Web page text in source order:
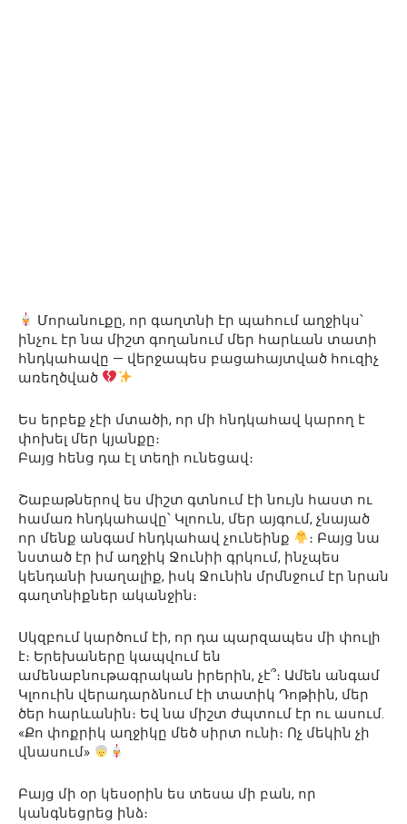
Մորանուքը, որ գաղտնի էր պահում աղջիկս՝
ինչու էր նա միշտ գողանում մեր հարևան տատի
հնդկահավը — վերջապես բացահայտված հուզիչ
առեղծված
Ես երբեք չէի մտածի, որ մի հնդկահավ կարող է
փոխել մեր կյանքը։
Բայց հենց դա էլ տեղի ունեցավ։
Շաբաթներով ես միշտ գտնում էի նույն հաստ ու
համառ հնդկահավը՝ Կլոուն, մեր այգում, չնայած
որ մենք անգամ հնդկահավ չունեինք
։ Բայց նա
նստած էր իմ աղջիկ Ջունիի գրկում, ինչպես
կենդանի խաղալիք, իսկ Ջունին մրմնջում էր նրան
գաղտնիքներ ականջին։
Սկզբում կարծում էի, որ դա պարզապես մի փուլի
է։ Երեխաները կապվում են
ամենաբնութագրական իրերին, չէ՞։ Ամեն անգամ
Կլոուին վերադարձնում էի տատիկ Դոթիին, մեր
ծեր հարևանին։ Եվ նա միշտ ժպտում էր ու ասում.
«Քո փոքրիկ աղջիկը մեծ սիրտ ունի։ Ոչ մեկին չի
վնասում»
Բայց մի օր կեսօրին ես տեսա մի բան, որ
կանգնեցրեց ինձ։